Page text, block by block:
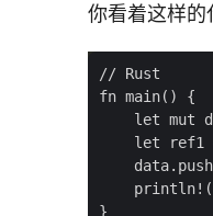
你看着这样的